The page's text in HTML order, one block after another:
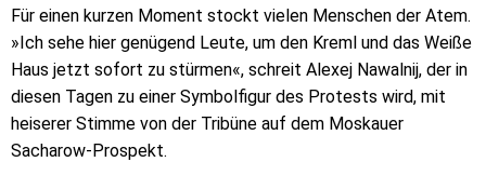
Für einen kurzen Moment stockt vielen Menschen der Atem.
»Ich sehe hier genügend Leute, um den Kreml und das Weiße
Haus jetzt sofort zu stürmen«, schreit Alexej Nawalnij, der in
diesen Tagen zu einer Symbolfigur des Protests wird, mit
heiserer Stimme von der Tribüne auf dem Moskauer
Sacharow-Prospekt.